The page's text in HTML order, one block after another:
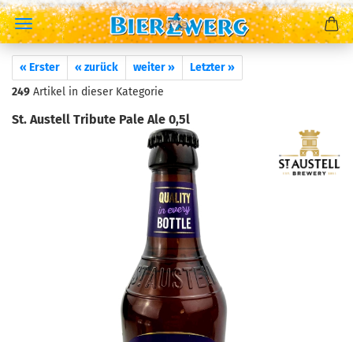
« Erster « zurück weiter »
Letzter »
249 Artikel in dieser Kategorie
St. Austell Tribute Pale Ale 0,5l